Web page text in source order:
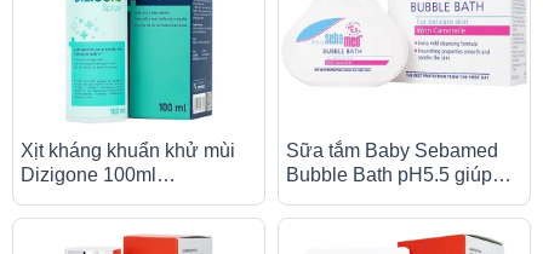
Xịt kháng khuẩn khử mùi
Dizigone 100ml
thương mau lành
Sữa tắm Baby Sebamed
Bubble Bath pH5.5 giúp
da bé (200ml)